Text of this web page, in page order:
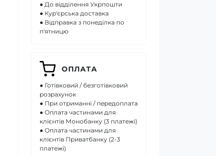
● До відділення Укрпошти
● Кур'єрська доставка
● Відправка з понеділка по
п'ятницю
ОПЛАТА
● Готівковий / безготівковий
розрахунок
● При отриманні / передоплата
● Оплата частинами для
клієнтів Монобанку (3 платежі)
● Оплата частинами для
клієнтів Приватбанку (2-3
платежі)